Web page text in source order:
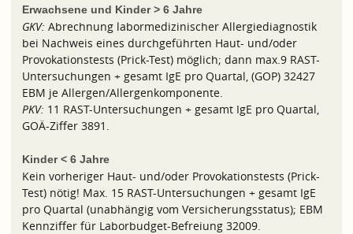
Erwachsene und Kinder > 6 Jahre
GKV: Abrechnung labormedizinischer Allergiediagnostik
bei Nachweis eines durchgeführten Haut- und/oder
Provokationstests (Prick-Test) möglich; dann max.9 RAST-
Untersuchungen + gesamt IgE pro Quartal, (GOP) 32427
EBM je Allergen/Allergenkomponente.
PKV: 11 RAST-Untersuchungen + gesamt IgE pro Quartal,
GOÄ-Ziffer 3891.
Kinder < 6 Jahre
Kein vorheriger Haut- und/oder Provokationstests (Prick-
Test) nötig! Max. 15 RAST-Untersuchungen + gesamt IgE
pro Quartal (unabhängig vom Versicherungsstatus); EBM
Kennziffer für Laborbudget-Befreiung 32009.